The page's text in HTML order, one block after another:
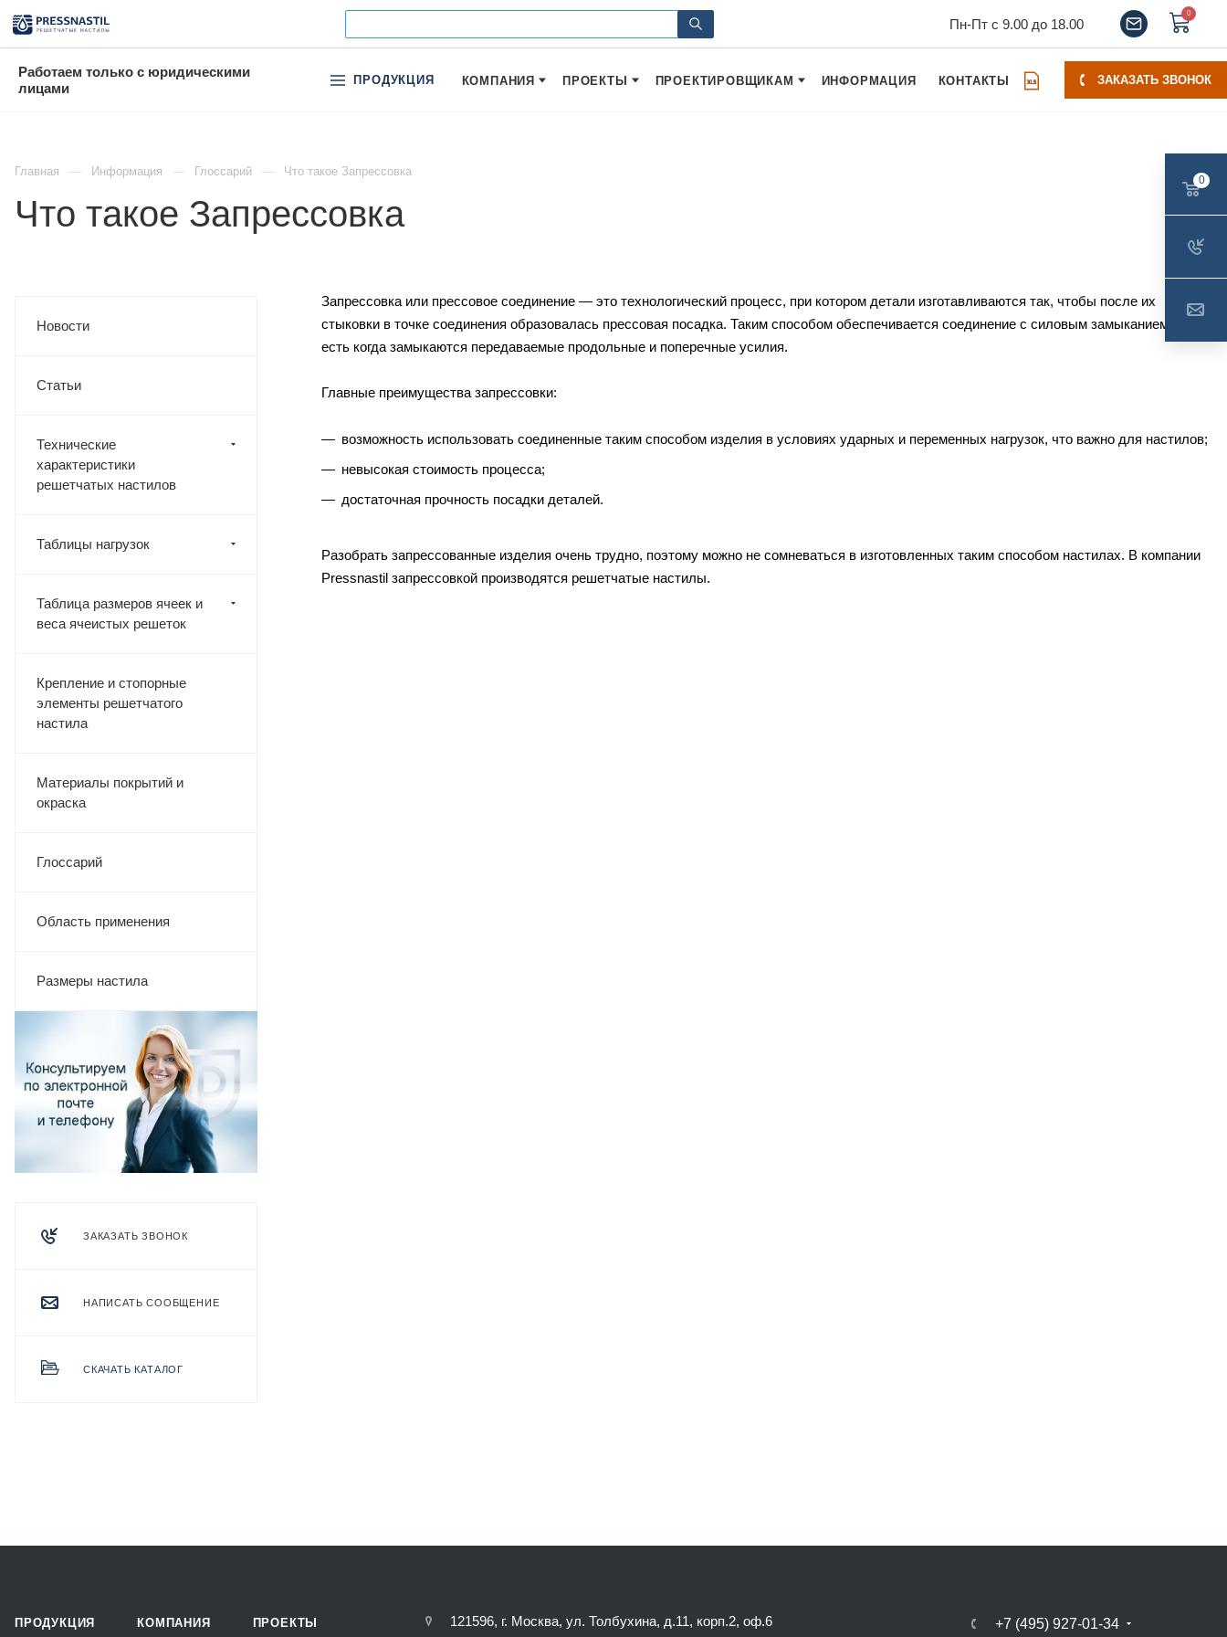
Пн-Пт с 9.00 до 18.00
0
Работаем только с юридическими
лицами
ПРОДУКЦИЯ КОМПАНИЯ ПРОЕКТЫ ПРОЕКТИРОВЩИКАМ ИНФОРМАЦИЯ КОНТАКТЫ ЗАКАЗАТЬ ЗВОНОК
Главная Информация Глоссарий Что такое Запрессовка
Что такое Запрессовка
Новости
Статьи
Технические
характеристики
решетчатых настилов
Таблицы нагрузок
Таблица размеров ячеек и
веса ячеистых решеток
Крепление и стопорные
элементы решетчатого
настила
Материалы покрытий и
окраска
Глоссарий
Область применения
Размеры настила
ЗАКАЗАТЬ ЗВОНОК
НАПИСАТЬ СООБЩЕНИЕ
СКАЧАТЬ КАТАЛОГ
Запрессовка или прессовое соединение — это технологический процесс, при котором детали изготавливаются так, чтобы после их
стыковки в точке соединения образовалась прессовая посадка. Таким способом обеспечивается соединение с силовым замыканием, то
есть когда замыкаются передаваемые продольные и поперечные усилия.
Главные преимущества запрессовки:
возможность использовать соединенные таким способом изделия в условиях ударных и переменных нагрузок, что важно для настилов;
невысокая стоимость процесса;
достаточная прочность посадки деталей.
Разобрать запрессованные изделия очень трудно, поэтому можно не сомневаться в изготовленных таким способом настилах. В компании
Pressnastil запрессовкой производятся решетчатые настилы.
ПРОДУКЦИЯ КОМПАНИЯ ПРОЕКТЫ 121596, г. Москва, ул. Толбухина, д.11, корп.2, оф.6 +7 (495) 927-01-34
0